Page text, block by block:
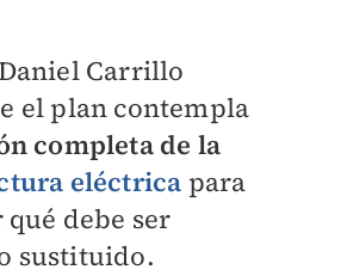
Carrillo
el plan contempla
completa de la
eléctrica para
debe ser
sustituido.